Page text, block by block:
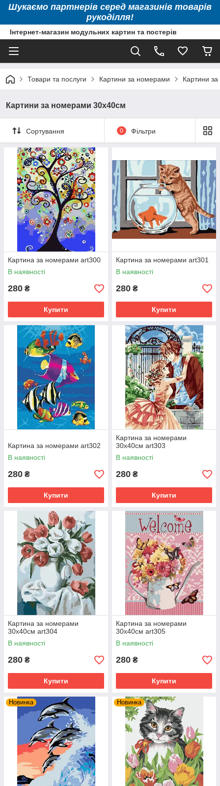
Шукаємо партнерів серед магазинів товарів
рукоділля!
Інтернет-магазин модульних картин та постерів
Товари та послуги Картини за номерами Картини
Картини за номерами 30х40см
Сортування 0 Фільтри
Картина за номерами art300
В наявності
280 ₴
Купити
Картина за номерами art301
В наявності
280 ₴
Купити
Картина за номерами art302
В наявності
280 ₴
Купити
Картина за номерами
30х40см art303
В наявності
280 ₴
Купити
Картина за номерами
30х40см art304
В наявності
280 ₴
Купити
Картина за номерами
30х40см art305
В наявності
280 ₴
Купити
Новинка Новинка